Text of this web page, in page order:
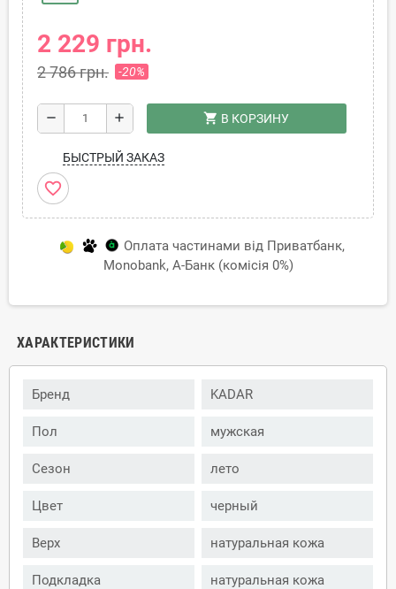
2 229 грн.
2 786 грн. -20%
remove add shopping_cart В КОРЗИНУ
БЫСТРЫЙ ЗАКАЗ
favorite_border
Оплата частинами від Приватбанк,
Monobank, А-Банк (комісія 0%)
ХАРАКТЕРИСТИКИ
Бренд KADAR
Пол мужская
Сезон лето
Цвет черный
Верх натуральная кожа
Подкладка натуральная кожа